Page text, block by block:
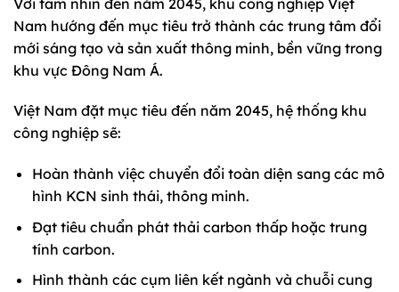
Nam hướng đến mục tiêu trở thành các trung tâm đổi
mới sáng tạo và sản xuất thông minh, bền vững trong
khu vực Đông Nam Á.
Việt Nam đặt mục tiêu đến năm 2045, hệ thống khu
công nghiệp sẽ:
Hoàn thành việc chuyển đổi toàn diện sang các mô
hình KCN sinh thái, thông minh.
Đạt tiêu chuẩn phát thải carbon thấp hoặc trung
tính carbon.
Hình thành các cụm liên kết ngành và chuỗi cung